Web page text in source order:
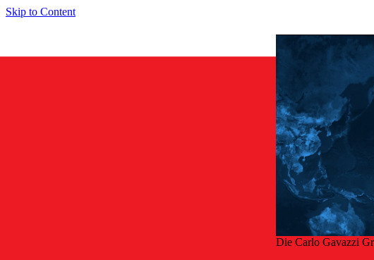
Skip to Content
Die Carlo Gavazzi